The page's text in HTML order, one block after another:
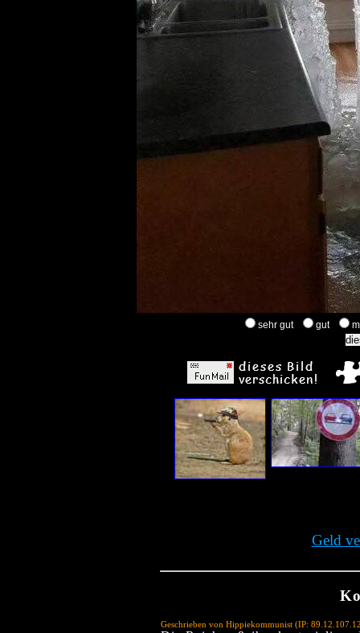
sehr gut gut
Geld
Geschrieben von Hippiekommunist (IP: